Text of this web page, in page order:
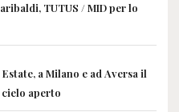
TUTUS / MID per lo
a Milano e ad Aversa il
aperto